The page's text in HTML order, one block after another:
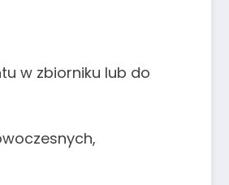
w zbiorniku lub do